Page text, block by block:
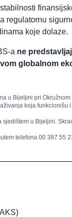
regulatornu
koje dolaze.
a ne
globalnom
u Bijeljini pri
koja funkcionišu i
u Bijeljini.
telefona 00 387 55